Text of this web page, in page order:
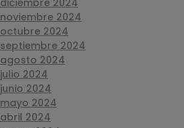
diciembre 2024
noviembre 2024
octubre 2024
septiembre 2024
agosto 2024
julio 2024
junio 2024
mayo 2024
abril 2024